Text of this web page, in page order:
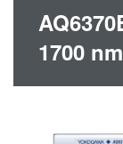
1700 nm